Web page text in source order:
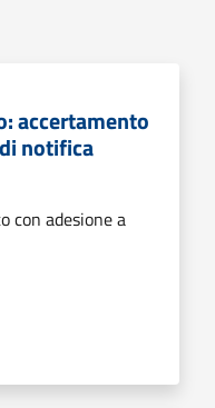
accertamento
notifica
con adesione a